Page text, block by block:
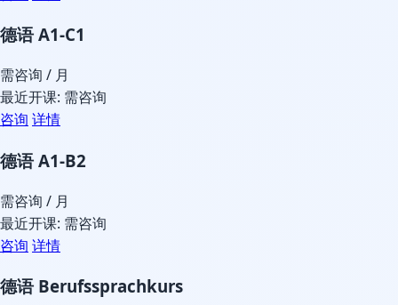
德语 A1-C1
需咨询 / 月
最近开课: 需咨询
咨询 详情
德语 A1-B2
需咨询 / 月
最近开课: 需咨询
咨询 详情
德语 Berufssprachkurs